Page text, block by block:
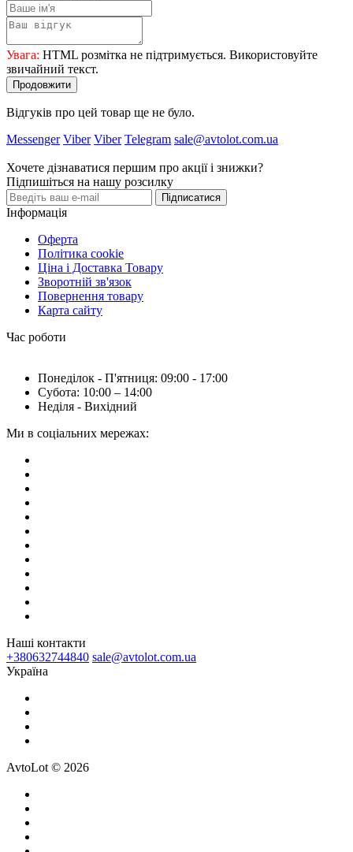
Увага: HTML розмітка не підтримується. Використовуйте
звичайний текст.
Продовжити
Відгуків про цей товар ще не було.
Messenger Viber Viber Telegram sale@avtolot.com.ua
Хочете дізнаватися першим про акції і знижки?
Підпишіться на нашу розсилку
Підписатися
Інформація
Оферта
Політика cookie
Ціна і Доставка Товару
Зворотній зв'язок
Повернення товару
Карта сайту
Час роботи
Понеділок - П'ятниця: 09:00 - 17:00
Субота: 10:00 – 14:00
Неділя - Вихідний
Ми в соціальних мережах:
Наші контакти
+380632744840 sale@avtolot.com.ua
Українa
AvtoLot © 2026